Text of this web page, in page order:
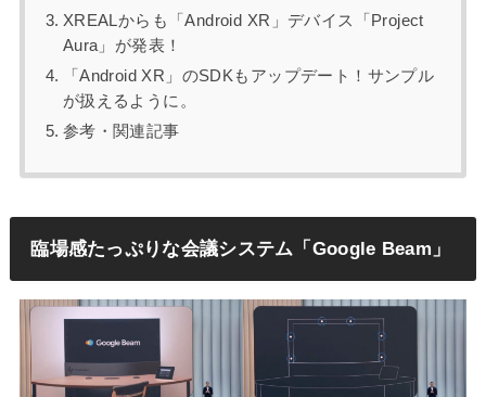
XREALからも「Android XR」デバイス「Project
Aura」が発表！
「Android XR」のSDKもアップデート！サンプル
が扱えるように。
参考・関連記事
臨場感たっぷりな会議システム「Google Beam」